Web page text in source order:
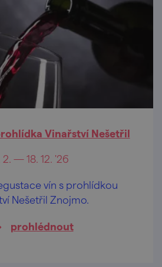
Vinařství Nešetřil
2. — 18. 12. '26
vín s prohlídkou
Nešetřil Znojmo.
prohlédnout